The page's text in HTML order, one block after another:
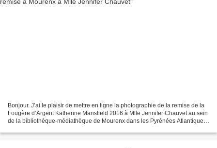
Bonjour. J’ai le plaisir de mettre en ligne la photographie de la remise de la
Fougère d’Argent Katherine Mansfield 2016 à Mlle Jennifer Chauvet au sein
de la bibliothèque-médiathèque de Mourenx dans les Pyrénées Atlantiques,